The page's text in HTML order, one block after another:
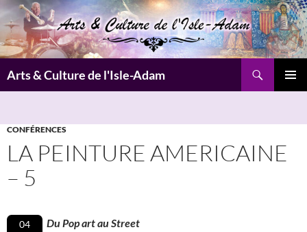
Aller
au
contenu
Arts & Culture de l'Isle-Adam
CONFÉRENCES
LA PEINTURE AMERICAINE
– 5
04
Du Pop art au Street